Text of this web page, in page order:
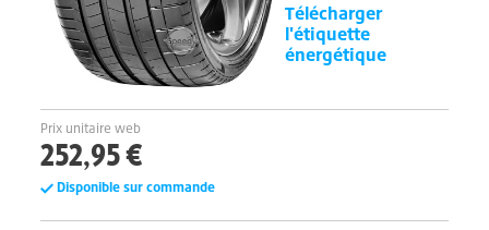
Télécharger
l'étiquette
énergétique
Prix unitaire web
252,95 €
Disponible sur commande